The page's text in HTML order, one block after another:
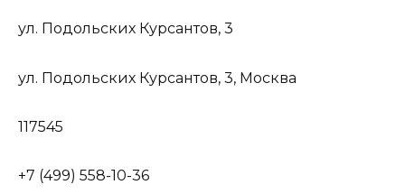
ул. Подольских Курсантов, 3
ул. Подольских Курсантов, 3, Москва
117545
+7 (499) 558-10-36